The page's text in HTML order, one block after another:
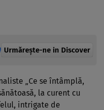
Urmărește-ne in Discover
„Ce se întâmplă,
la curent cu
intrigate de